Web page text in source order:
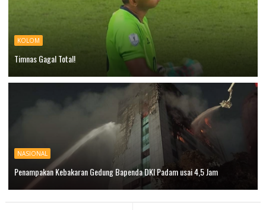
KOLOM
Timnas Gagal Total!
NASIONAL
Penampakan Kebakaran Gedung Bapenda DKI Padam usai 4,5 Jam